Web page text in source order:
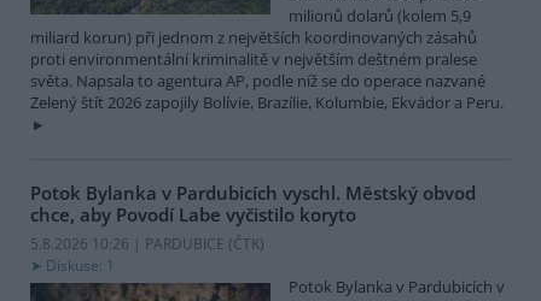
milionů dolarů (kolem 5,9
miliard korun) při jednom z největších koordinovaných zásahů
proti environmentální kriminalitě v největším deštném pralese
světa. Napsala to agentura AP, podle níž se do operace nazvané
Zelený štít 2026 zapojily Bolívie, Brazílie, Kolumbie, Ekvádor a Peru.
Potok Bylanka v Pardubicích vyschl. Městský obvod
chce, aby Povodí Labe vyčistilo koryto
5.8.2026 10:26 | PARDUBICE (ČTK)
Diskuse: 1
Potok Bylanka v Pardubicích v